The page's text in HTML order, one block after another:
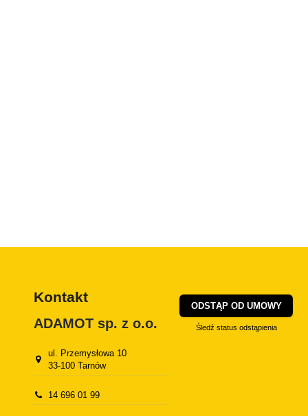
Kontakt
ADAMOT sp. z o.o.
ul. Przemysłowa 10
33-100 Tarnów
14 696 01 99
ODSTĄP OD UMOWY
Śledź status odstąpienia